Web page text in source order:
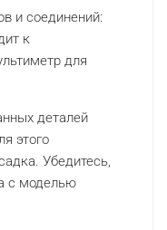
и соединений:
к
для
деталей
этого
Убедитесь,
с моделью